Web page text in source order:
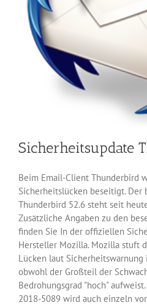
Sicherheitsupdate
Beim Email-Client Thunderbird
Sicherheitslücken beseitigt.
Thunderbird 52.6 steht seit
Zusätzliche Angaben zu den
finden Sie In der offiziellen
Hersteller Mozilla. Mozilla stuft
Lücken laut
obwohl der Großteil der
Bedrohungsgrad "hoch"
2018-5089 wird auch einzeln